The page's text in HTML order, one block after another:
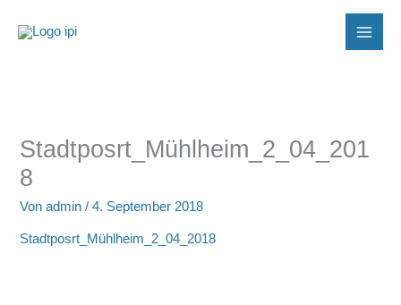
Inhalt
Stadtposrt_Mühlheim_2_04_201
8
Vonadmin/4. September 2018
Stadtposrt_Mühlheim_2_04_2018